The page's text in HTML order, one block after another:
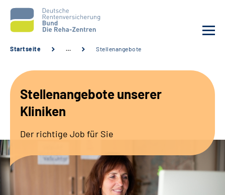
Unsere Kliniken
Sozialdienste & Zuweisende
Startseite … Stellenangebote
Stellenangebote unserer
Kliniken
Der richtige Job für Sie